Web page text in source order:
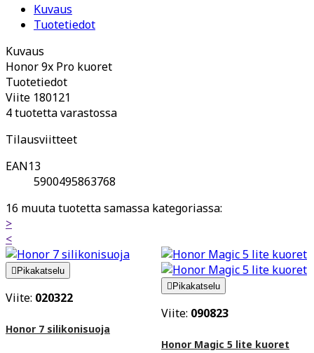
Kuvaus
Tuotetiedot
Kuvaus
Honor 9x Pro kuoret
Tuotetiedot
Viite 180121
4 tuotetta varastossa
Tilausviitteet
EAN13
5900495863768
16 muuta tuotetta samassa kategoriassa:
>
<
 Pikakatselu
Viite: 020322
Honor 7 silikonisuoja
 Pikakatselu
Viite: 090823
Honor Magic 5 lite kuoret